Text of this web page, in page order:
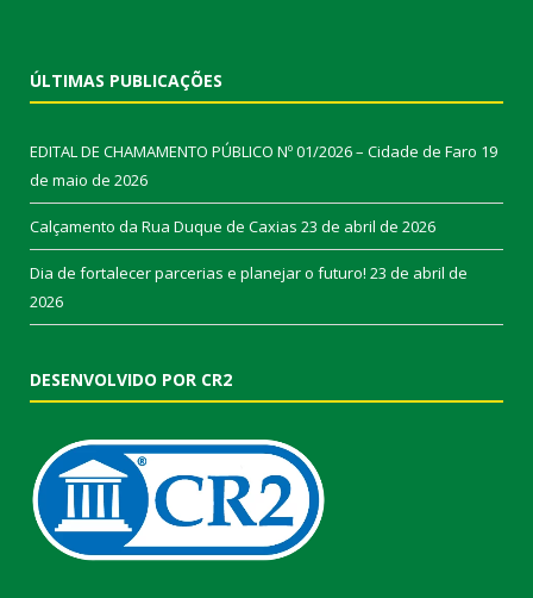
ÚLTIMAS PUBLICAÇÕES
EDITAL DE CHAMAMENTO PÚBLICO Nº 01/2026 – Cidade de Faro 19
de maio de 2026
Calçamento da Rua Duque de Caxias 23 de abril de 2026
Dia de fortalecer parcerias e planejar o futuro! 23 de abril de
2026
DESENVOLVIDO POR CR2